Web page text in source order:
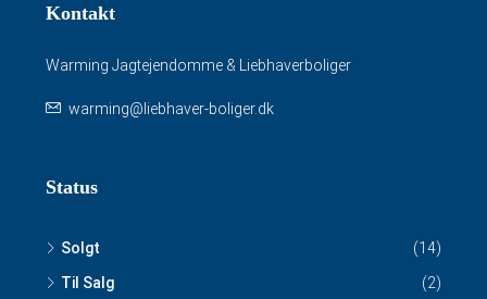
Kontakt
Warming Jagtejendomme & Liebhaverboliger
warming@liebhaver-boliger.dk
Status
Solgt
(14)
Til Salg
(2)